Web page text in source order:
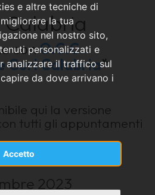
e altre tecniche di
la tua
nel nostro sito,
personalizzati e
analizzare il traffico sul
da dove arrivano i
Accetto
Calabria
conO.C.C.
Cori Calabria*
qui la versione
tutti gli appuntamenti
2023